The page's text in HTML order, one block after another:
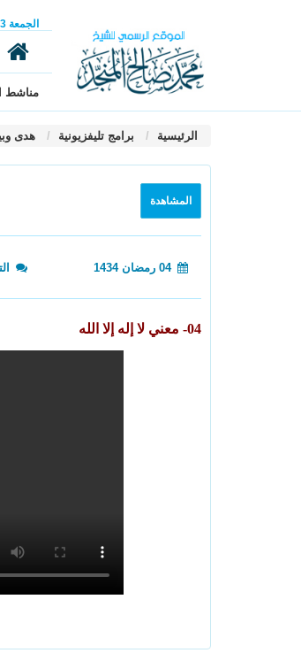
الجمعة
مناشط
الرئيسية برامج تليفزيونية هدى
المشاهدة
04 رمضان 1434
04- معني لا إله إلا الله